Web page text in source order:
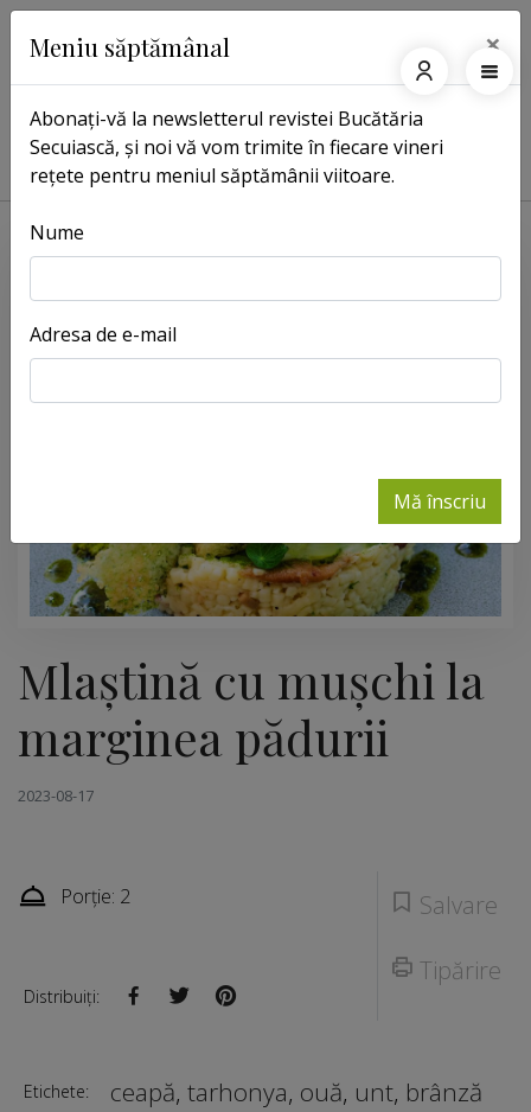
Pagina principală Rețete Mlaştină cu muşchi la marginea pădurii
Mlaştină cu muşchi la
marginea pădurii
2023-08-17
Salvare
Tipărire
Porție: 2
Distribuiți:
Etichete: ceapă, tarhonya, ouă, unt, brânză
Meniu săptămânal ×
Abonați-vă la newsletterul revistei Bucătăria
Secuiască, și noi vă vom trimite în fiecare vineri
rețete pentru meniul săptămânii viitoare.
Nume
Adresa de e-mail
Mă înscriu